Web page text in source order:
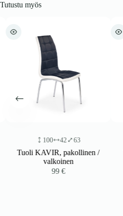
Tutustu myös
100 42 63
Tuoli KAVIR, pakollinen /
valkoinen
99€